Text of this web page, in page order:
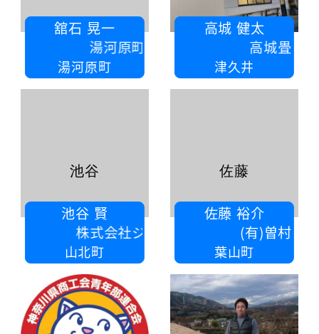
舘石 晃一
湯河原町商工会
湯河原町
高城 健太
高城畳店
津久井
池谷 賢
式会社ジーンワークス
山北町
池谷
佐藤 裕介
(有)曽村工務店
葉山町
佐藤